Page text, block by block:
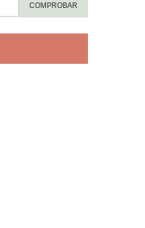
COMPROBAR